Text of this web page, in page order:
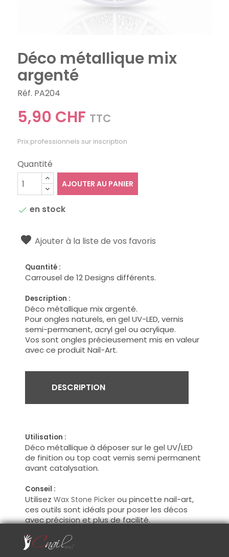
Déco métallique mix
argenté
Réf. PA204
5,90 CHF TTC
Prix professionnels sur inscription
Quantité
AJOUTER AU PANIER
 en stock
Ajouter à la liste de vos favoris
Quantité :
Carrousel de 12 Designs différents.
Description :
Déco métallique mix argenté.
Pour ongles naturels, en gel UV-LED, vernis
semi-permanent, acryl gel ou acrylique.
Vos sont ongles précieusement mis en valeur
avec ce produit Nail-Art.
DESCRIPTION
Utilisation :
Déco métallique à déposer sur le gel UV/LED
de finition ou top coat vernis semi permanent
avant catalysation.
Conseil :
UtilisezWax Stone Picker ou pincette nail-art,
ces outils sont idéals pour poser les décos
avec précision et plus de facilité.